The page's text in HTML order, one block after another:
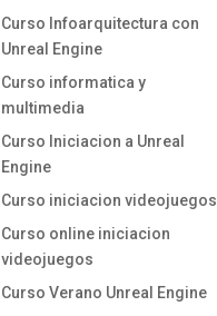
Curso Infoarquitectura con
Unreal Engine
Curso informatica y
multimedia
Curso Iniciacion a Unreal
Engine
Curso iniciacion videojuegos
Curso online iniciacion
videojuegos
Curso Verano Unreal Engine